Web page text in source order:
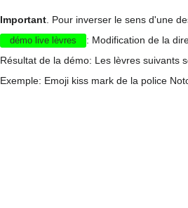
Important. Pour inverser le sens d'une
démo live lèvres
: Modification de la
Résultat de la démo: Les lèvres suivants
Exemple: Emoji kiss mark de la police